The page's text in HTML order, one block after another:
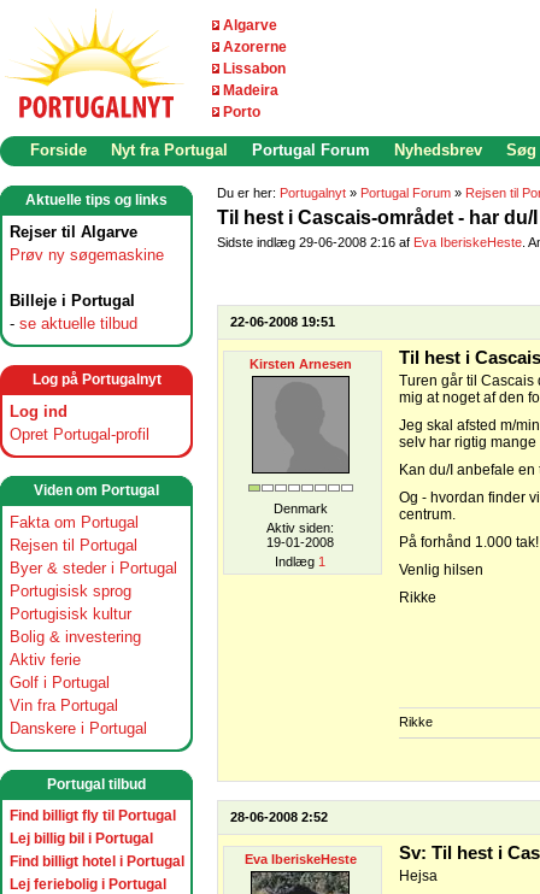
Algarve
Azorerne
Lissabon
Madeira
Porto
Forside Nyt fra Portugal Portugal Forum Nyhedsbrev Søg
Aktuelle tips og links
Rejser til Algarve
Prøv ny søgemaskine
Billeje i Portugal
- se aktuelle tilbud
Log på Portugalnyt
Log ind
Opret Portugal-profil
Viden om Portugal
Fakta om Portugal
Rejsen til Portugal
Byer & steder i Portugal
Portugisisk sprog
Portugisisk kultur
Bolig & investering
Aktiv ferie
Golf i Portugal
Vin fra Portugal
Danskere i Portugal
Portugal tilbud
Find billigt fly til Portugal
Lej billig bil i Portugal
Find billigt hotel i Portugal
Lej feriebolig i Portugal
Du er her: Portugalnyt » Portugal Forum » Rejsen til
Til hest i Cascais-området - har du/
Sidste indlæg 29-06-2008 2:16 af Eva IberiskeHeste .
22-06-2008 19:51
Kirsten Arnesen
Denmark
Aktiv siden:
19-01-2008
Indlæg 1
Til hest i
Turen går til Cascais
mig at noget af den
Jeg skal afsted m/
selv har rigtig
Kan du/I anbefale
Og - hvordan finder
centrum.
På forhånd 1.000 tak!
Venlig hilsen
Rikke
Rikke
28-06-2008 2:52
Eva IberiskeHeste Sv: Til hest i
Hejsa